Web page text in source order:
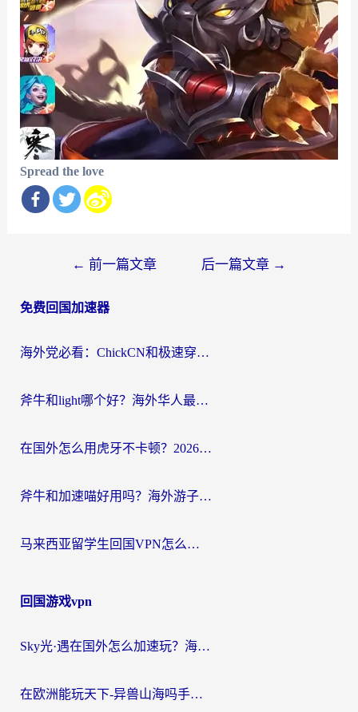
Spread the love
导
← 前一篇文章 后一篇文章 →
免费回国加速器
海外党必看：ChickCN和极速穿梭VPN好用吗？3招教你选对回国加速器无缝刷国内资源
斧牛和light哪个好？海外华人最关心的回国加速器选择难题，一篇讲透
在国外怎么用虎牙不卡顿？2026海外华人亲测有效的回国加速器选择指南
斧牛和加速喵好用吗？海外游子的真实选择困境
马来西亚留学生回国VPN怎么选？3个避坑点+1款实测好用的加速器推荐
回国游戏vpn
Sky光·遇在国外怎么加速玩？海外党亲测有效的国服游戏加速指南
在欧洲能玩天下-异兽山海吗手游？海外玩家的加速器生存指南